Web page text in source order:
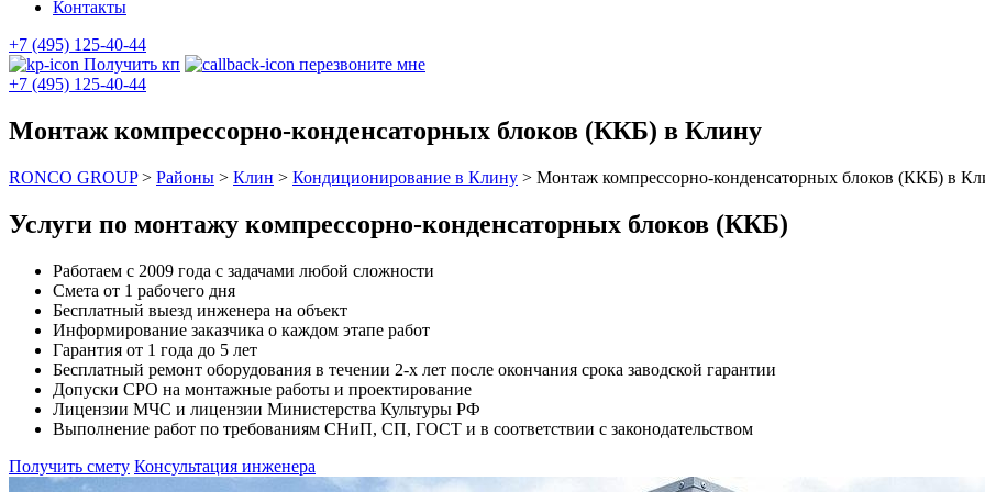
Контакты
+7 (495) 125-40-44
Получить кп
перезвоните мне
+7 (495) 125-40-44
Монтаж компрессорно-конденсаторных блоков (ККБ) в Клину
RONCO GROUP> Районы > Клин > Кондиционирование в Клину > Монтаж компрессорно-конденсаторных блоков (ККБ) в
Услуги по монтажу компрессорно-конденсаторных блоков (ККБ)
Работаем с 2009 года с задачами любой сложности
Смета от 1 рабочего дня
Бесплатный выезд инженера на объект
Информирование заказчика о каждом этапе работ
Гарантия от 1 года до 5 лет
Бесплатный ремонт оборудования в течении 2-х лет после окончания срока заводской гарантии
Допуски СРО на монтажные работы и проектирование
Лицензии МЧС и лицензии Министерства Культуры РФ
Выполнение работ по требованиям СНиП, СП, ГОСТ и в соответствии с законодательством
Получить смету Консультация инженера